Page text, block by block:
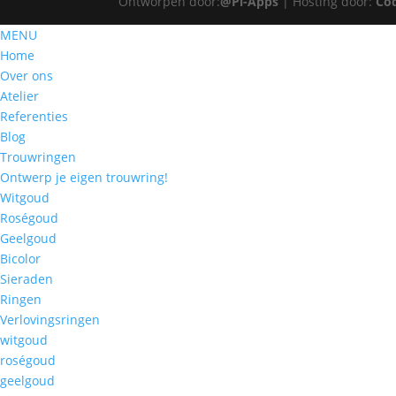
MENU
Home
Over ons
Atelier
Referenties
Blog
Trouwringen
Ontwerp je eigen trouwring!
Witgoud
Roségoud
Geelgoud
Bicolor
Sieraden
Ringen
Verlovingsringen
witgoud
roségoud
geelgoud